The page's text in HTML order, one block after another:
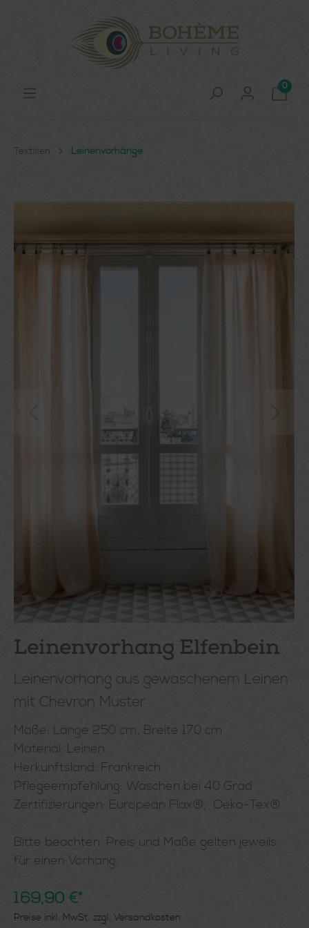
0
Textilien Leinenvorhänge
Leinenvorhang Elfenbein
Leinenvorhang aus gewaschenem Leinen
mit Chevron Muster
Maße: Länge 250 cm, Breite 170 cm
Material: Leinen
Herkunftsland: Frankreich
Pflegeempfehlung: Waschen bei 40 Grad
Zertifizierungen: European Flax®, Oeko-Tex®
Bitte beachten: Preis und Maße gelten jeweils
für einen Vorhang.
169,90 €*
Preise inkl. MwSt. zzgl. Versandkosten